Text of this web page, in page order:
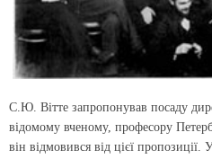
С.Ю. Вітте запропонував посаду
відомому вченому, професору
він відмовився від цієї